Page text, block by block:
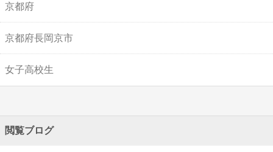
京都府
京都府長岡京市
女子高校生
閲覧ブログ